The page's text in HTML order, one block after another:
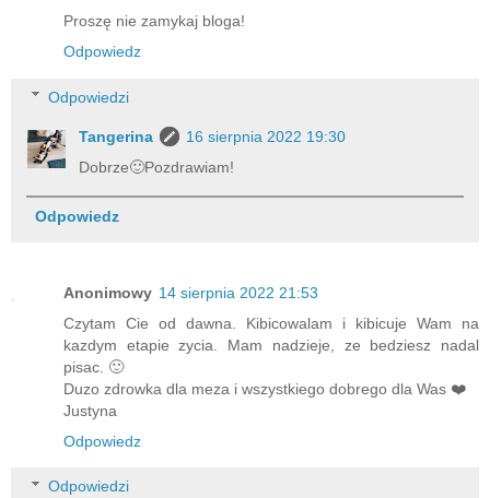
Proszę nie zamykaj bloga!
Odpowiedz
Odpowiedzi
Tangerina
16 sierpnia 2022 19:30
Dobrze🙂Pozdrawiam!
Odpowiedz
Anonimowy 14 sierpnia 2022 21:53
Czytam Cie od dawna. Kibicowalam i kibicuje Wam na
kazdym etapie zycia. Mam nadzieje, ze bedziesz nadal
pisac. 🙂
Duzo zdrowka dla meza i wszystkiego dobrego dla Was ❤️
Justyna
Odpowiedz
Odpowiedzi